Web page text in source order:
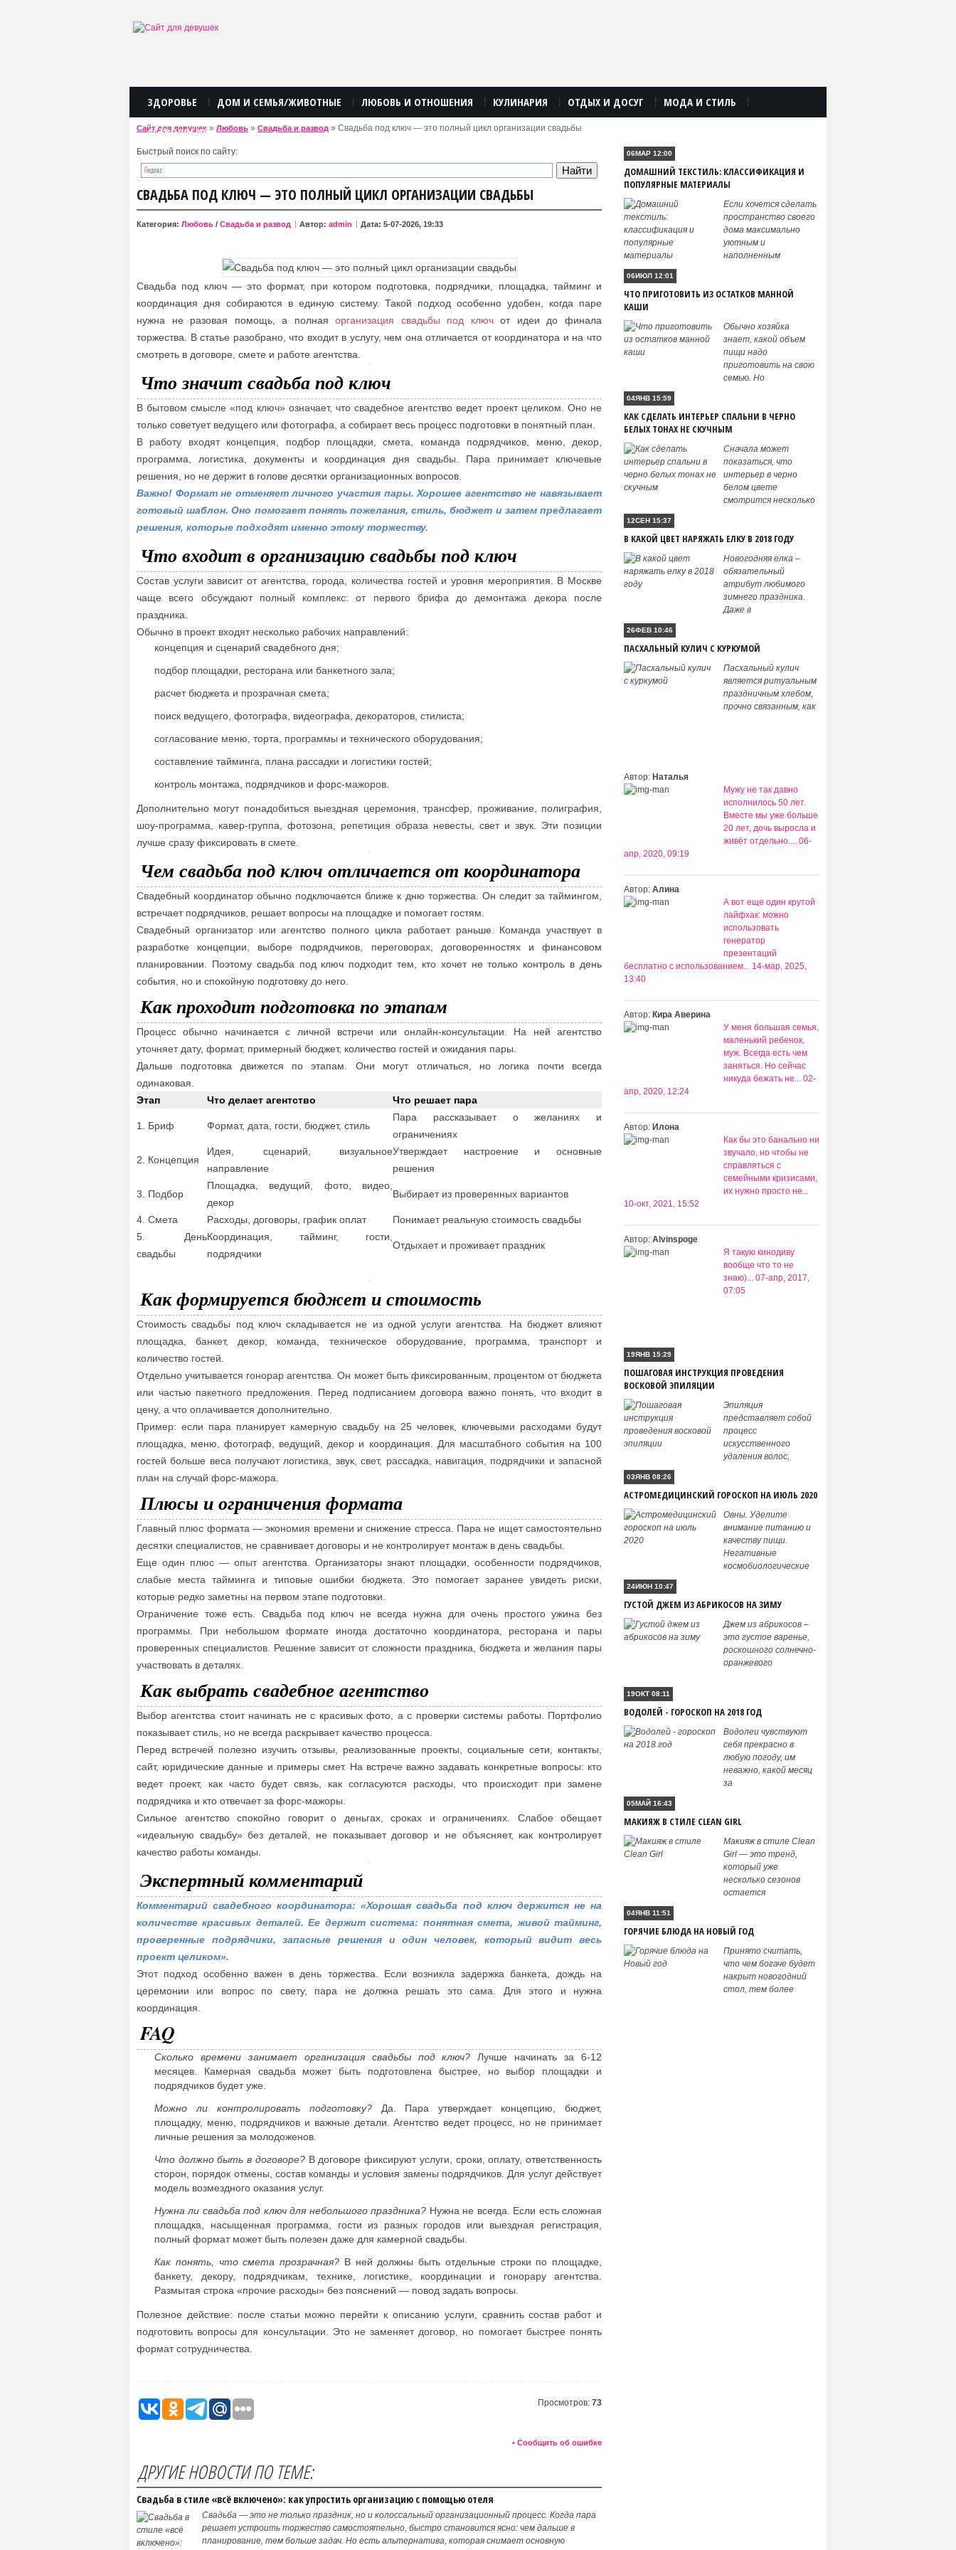
ЗДОРОВЬЕ ДОМ И СЕМЬЯ/ЖИВОТНЫЕ ЛЮБОВЬ И ОТНОШЕНИЯ КУЛИНАРИЯ ОТДЫХ И ДОСУГ МОДА И СТИЛЬ
АСТРОЛОГИЯ
Сайт для девушек » Любовь » Свадьба и развод » Свадьба под ключ — это полный цикл организации свадьбы
Быстрый поиск по сайту:
СВАДЬБА ПОД КЛЮЧ — ЭТО ПОЛНЫЙ ЦИКЛ ОРГАНИЗАЦИИ СВАДЬБЫ
Категория: Любовь / Свадьба и развод Автор: admin Дата: 5-07-2026, 19:33
Свадьба под ключ — это формат, при котором подготовка, подрядчики, площадка, тайминг и
координация дня собираются в единую систему. Такой подход особенно удобен, когда паре
нужна не разовая помощь, а полнаяорганизация свадьбы под ключот идеи до финала
торжества. В статье разобрано, что входит в услугу, чем она отличается от координатора и на что
смотреть в договоре, смете и работе агентства.
Что значит свадьба под ключ
В бытовом смысле «под ключ» означает, что свадебное агентство ведет проект целиком. Оно не
только советует ведущего или фотографа, а собирает весь процесс подготовки в понятный план.
В работу входят концепция, подбор площадки, смета, команда подрядчиков, меню, декор,
программа, логистика, документы и координация дня свадьбы. Пара принимает ключевые
решения, но не держит в голове десятки организационных вопросов.
Важно! Формат не отменяет личного участия пары. Хорошее агентство не навязывает
готовый шаблон. Оно помогает понять пожелания, стиль, бюджет и затем предлагает
решения, которые подходят именно этому торжеству.
Что входит в организацию свадьбы под ключ
Состав услуги зависит от агентства, города, количества гостей и уровня мероприятия. В Москве
чаще всего обсуждают полный комплекс: от первого брифа до демонтажа декора после
праздника.
Обычно в проект входят несколько рабочих направлений:
концепция и сценарий свадебного дня;
подбор площадки, ресторана или банкетного зала;
расчет бюджета и прозрачная смета;
поиск ведущего, фотографа, видеографа, декораторов, стилиста;
согласование меню, торта, программы и технического оборудования;
составление тайминга, плана рассадки и логистики гостей;
контроль монтажа, подрядчиков и форс-мажоров.
Дополнительно могут понадобиться выездная церемония, трансфер, проживание, полиграфия,
шоу-программа, кавер-группа, фотозона, репетиция образа невесты, свет и звук. Эти позиции
лучше сразу фиксировать в смете.
Чем свадьба под ключ отличается от координатора
Свадебный координатор обычно подключается ближе к дню торжества. Он следит за таймингом,
встречает подрядчиков, решает вопросы на площадке и помогает гостям.
Свадебный организатор или агентство полного цикла работает раньше. Команда участвует в
разработке концепции, выборе подрядчиков, переговорах, договоренностях и финансовом
планировании. Поэтому свадьба под ключ подходит тем, кто хочет не только контроль в день
события, но и спокойную подготовку до него.
Как проходит подготовка по этапам
Процесс обычно начинается с личной встречи или онлайн-консультации. На ней агентство
уточняет дату, формат, примерный бюджет, количество гостей и ожидания пары.
Дальше подготовка движется по этапам. Они могут отличаться, но логика почти всегда
одинаковая.
Этап
Что делает агентство Что решает пара
1. Бриф Формат, дата, гости, бюджет, стиль
Пара рассказывает о желаниях и
ограничениях
2. Концепция
Идея, сценарий, визуальное
направление
Утверждает настроение и основные
решения
3. Подбор
Площадка, ведущий, фото, видео,
декор
Выбирает из проверенных вариантов
4. Смета Расходы, договоры, график оплат
Понимает реальную стоимость свадьбы
5. День
свадьбы
Координация, тайминг, гости,
подрядчики
Отдыхает и проживает праздник
Как формируется бюджет и стоимость
Стоимость свадьбы под ключ складывается не из одной услуги агентства. На бюджет влияют
площадка, банкет, декор, команда, техническое оборудование, программа, транспорт и
количество гостей.
Отдельно учитывается гонорар агентства. Он может быть фиксированным, процентом от бюджета
или частью пакетного предложения. Перед подписанием договора важно понять, что входит в
цену, а что оплачивается дополнительно.
Пример: если пара планирует камерную свадьбу на 25 человек, ключевыми расходами будут
площадка, меню, фотограф, ведущий, декор и координация. Для масштабного события на 100
гостей больше веса получают логистика, звук, свет, рассадка, навигация, подрядчики и запасной
план на случай форс-мажора.
Плюсы и ограничения формата
Главный плюс формата — экономия времени и снижение стресса. Пара не ищет самостоятельно
десятки специалистов, не сравнивает договоры и не контролирует монтаж в день свадьбы.
Еще один плюс — опыт агентства. Организаторы знают площадки, особенности подрядчиков,
слабые места тайминга и типовые ошибки бюджета. Это помогает заранее увидеть риски,
которые редко заметны на первом этапе подготовки.
Ограничение тоже есть. Свадьба под ключ не всегда нужна для очень простого ужина без
программы. При небольшом формате иногда достаточно координатора, ресторана и пары
проверенных специалистов. Решение зависит от сложности праздника, бюджета и желания пары
участвовать в деталях.
Как выбрать свадебное агентство
Выбор агентства стоит начинать не с красивых фото, а с проверки системы работы. Портфолио
показывает стиль, но не всегда раскрывает качество процесса.
Перед встречей полезно изучить отзывы, реализованные проекты, социальные сети, контакты,
сайт, юридические данные и примеры смет. На встрече важно задавать конкретные вопросы: кто
ведет проект, как часто будет связь, как согласуются расходы, что происходит при замене
подрядчика и кто отвечает за форс-мажоры.
Сильное агентство спокойно говорит о деньгах, сроках и ограничениях. Слабое обещает
«идеальную свадьбу» без деталей, не показывает договор и не объясняет, как контролирует
качество работы команды.
Экспертный комментарий
Комментарий свадебного координатора: «Хорошая свадьба под ключ держится не на
количестве красивых деталей. Ее держит система: понятная смета, живой тайминг,
проверенные подрядчики, запасные решения и один человек, который видит весь
проект целиком».
Этот подход особенно важен в день торжества. Если возникла задержка банкета, дождь на
церемонии или вопрос по свету, пара не должна решать это сама. Для этого и нужна
координация.
FAQ
Сколько времени занимает организация свадьбы под ключ? Лучше начинать за 6-12
месяцев. Камерная свадьба может быть подготовлена быстрее, но выбор площадки и
подрядчиков будет уже.
Можно ли контролировать подготовку?Да. Пара утверждает концепцию, бюджет,
площадку, меню, подрядчиков и важные детали. Агентство ведет процесс, но не принимает
личные решения за молодоженов.
Что должно быть в договоре?В договоре фиксируют услуги, сроки, оплату, ответственность
сторон, порядок отмены, состав команды и условия замены подрядчиков. Для услуг действует
модель возмездного оказания услуг.
Нужна ли свадьба под ключ для небольшого праздника? Нужна не всегда. Если есть сложная
площадка, насыщенная программа, гости из разных городов или выездная регистрация,
полный формат может быть полезен даже для камерной свадьбы.
Как понять, что смета прозрачная? В ней должны быть отдельные строки по площадке,
банкету, декору, подрядчикам, технике, логистике, координации и гонорару агентства.
Размытая строка «прочие расходы» без пояснений — повод задать вопросы.
Полезное действие: после статьи можно перейти к описанию услуги, сравнить состав работ и
подготовить вопросы для консультации. Это не заменяет договор, но помогает быстрее понять
формат сотрудничества.
Просмотров: 73
• Сообщить об ошибке
ДРУГИЕ НОВОСТИ ПО ТЕМЕ:
Свадьба в стиле «всё включено»: как упростить организацию с помощью отеля
Свадьба — это не только праздник, но и колоссальный организационный процесс. Когда пара
решает устроить торжество самостоятельно, быстро становится ясно: чем дальше в
планирование, тем больше задач. Но есть альтернатива, которая снимает основную
06МАР 12:00
ДОМАШНИЙ ТЕКСТИЛЬ: КЛАССИФИКАЦИЯ И
ПОПУЛЯРНЫЕ МАТЕРИАЛЫ
Если хочется сделать
пространство своего
дома максимально
уютным и
наполненным
06ИЮЛ 12:01
ЧТО ПРИГОТОВИТЬ ИЗ ОСТАТКОВ МАННОЙ
КАШИ
Обычно хозяйка
знает, какой объем
пищи надо
приготовить на свою
семью. Но
04ЯНВ 15:59
КАК СДЕЛАТЬ ИНТЕРЬЕР СПАЛЬНИ В ЧЕРНО
БЕЛЫХ ТОНАХ НЕ СКУЧНЫМ
Сначала может
показаться, что
интерьер в черно
белом цвете
смотрится несколько
12СЕН 15:37
В КАКОЙ ЦВЕТ НАРЯЖАТЬ ЕЛКУ В 2018 ГОДУ
Новогодняя елка –
обязательный
атрибут любимого
зимнего праздника.
Даже в
26ФЕВ 10:46
ПАСХАЛЬНЫЙ КУЛИЧ С КУРКУМОЙ
Пасхальный кулич
является ритуальным
праздничным хлебом,
прочно связанным, как
Автор: Наталья
Мужу не так давно
исполнилось 50 лет.
Вместе мы уже больше
20 лет, дочь выросла и
живёт отдельно.... 06-
апр, 2020, 09:19
Автор: Алина
А вот еще один крутой
лайфхак: можно
использовать
генератор
презентаций
бесплатно с использованием... 14-мар, 2025,
13:40
Автор: Кира Аверина
У меня большая семья,
маленький ребенок,
муж. Всегда есть чем
заняться. Но сейчас
никуда бежать не... 02-
апр, 2020, 12:24
Автор: Илона
Как бы это банально ни
звучало, но чтобы не
справляться с
семейными кризисами,
их нужно просто не...
10-окт, 2021, 15:52
Автор: Alvinspoge
Я такую кинодиву
вообще что то не
знаю)... 07-апр, 2017,
07:05
19ЯНВ 15:29
ПОШАГОВАЯ ИНСТРУКЦИЯ ПРОВЕДЕНИЯ
ВОСКОВОЙ ЭПИЛЯЦИИ
Эпиляция
представляет собой
процесс
искусственного
удаления волос,
03ЯНВ 08:26
АСТРОМЕДИЦИНСКИЙ ГОРОСКОП НА ИЮЛЬ 2020
Овны. Уделите
внимание питанию и
качеству пищи.
Негативные
космобиологические
24ИЮН 10:47
ГУСТОЙ ДЖЕМ ИЗ АБРИКОСОВ НА ЗИМУ
Джем из абрикосов –
это густое варенье,
роскошного солнечно-
оранжевого
19ОКТ 08:11
ВОДОЛЕЙ - ГОРОСКОП НА 2018 ГОД
Водолеи чувствуют
себя прекрасно в
любую погоду, им
неважно, какой месяц
за
05МАЙ 16:43
МАКИЯЖ В СТИЛЕ CLEAN GIRL
Макияж в стиле Clean
Girl — это тренд,
который уже
несколько сезонов
остается
04ЯНВ 11:51
ГОРЯЧИЕ БЛЮДА НА НОВЫЙ ГОД
Принято считать,
что чем богаче будет
накрыт новогодний
стол, тем более